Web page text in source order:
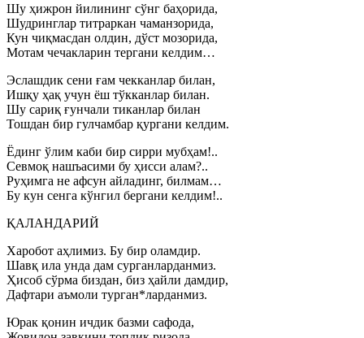
Шу ҳижрон йилининг сўнг баҳорида,
Шудринглар титраркан чаманзорида,
Кун чиқмасдан олдин, дўст мозорида,
Мотам чечакларин тергани келдим…
Эслашдик сени ғам чекканлар билан,
Ишқу ҳақ учун ёш тўкканлар билан.
Шу сариқ ғунчали тиканлар билан
Тошдан бир гулчамбар қургани келдим.
Ёдинг ўлим каби бир сирри мубҳам!..
Севмоқ нашъасими бу ҳисси алам?..
Руҳимга не афсун айладинг, билмам…
Бу кун сенга кўнгил бергани келдим!..
ҚАЛАНДАРИЙ
Харобот аҳлимиз. Бу бир оламдир.
Шавқ ила унда дам сурганларданмиз.
Ҳисоб сўрма биздан, биз ҳайли дамдир,
Дафтари аъмоли турган*ларданмиз.
Юрак қонин ичдик базми сафода,